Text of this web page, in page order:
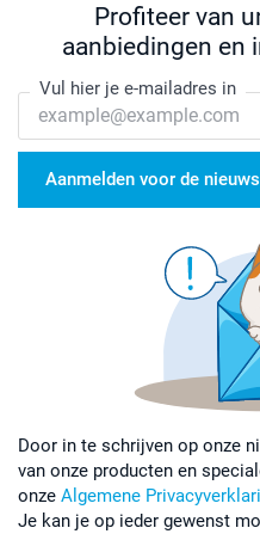
Profiteer van
aanbiedingen en
Vul hier je e-mailadres in
Aanmelden voor de
Door in te schrijven op onze
van onze producten en
onze Algemene
Je kan je op ieder gewenst